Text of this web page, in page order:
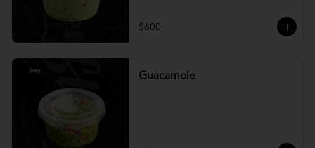
$600
Guacamole